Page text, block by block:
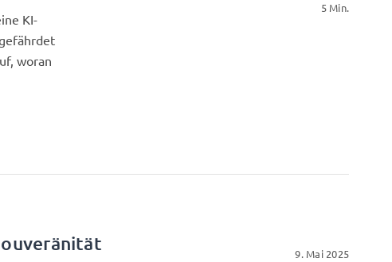
KI-
woran
5 Min.
9. Mai 2025